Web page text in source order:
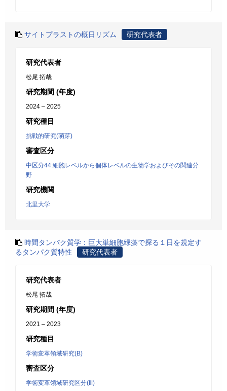
サイトプラストの概日リズム 研究代表者
研究代表者
松尾 拓哉
研究期間 (年度)
2024 – 2025
研究種目
挑戦的研究(萌芽)
審査区分
中区分44:細胞レベルから個体レベルの生物学およびその関連分
野
研究機関
北里大学
時間タンパク質学：巨大単細胞緑藻で探る１日を規定す
るタンパク質特性
研究代表者
研究代表者
松尾 拓哉
研究期間 (年度)
2021 – 2023
研究種目
学術変革領域研究(B)
審査区分
学術変革領域研究区分(Ⅲ)